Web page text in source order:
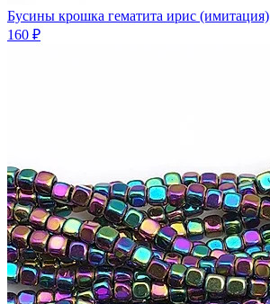
Бусины крошка гематита ирис (имитация)
160 ₽